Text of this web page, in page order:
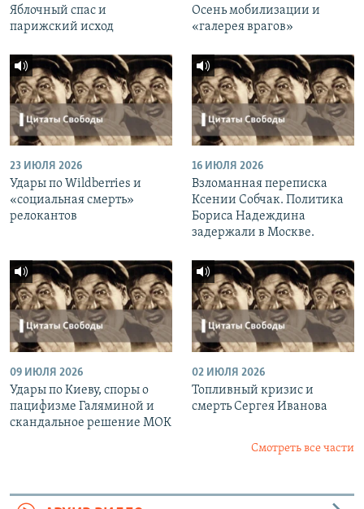
Яблочный спас и
парижский исход
Осень мобилизации и
«галерея врагов»
23 ИЮЛЯ 2026
Удары по Wildberries и
«социальная смерть»
релокантов
16 ИЮЛЯ 2026
Взломанная переписка
Ксении Собчак. Политика
Бориса Надеждина
задержали в Москве.
09 ИЮЛЯ 2026
Удары по Киеву, споры о
пацифизме Галяминой и
скандальное решение МОК
02 ИЮЛЯ 2026
Топливный кризис и
смерть Сергея Иванова
Смотреть все части